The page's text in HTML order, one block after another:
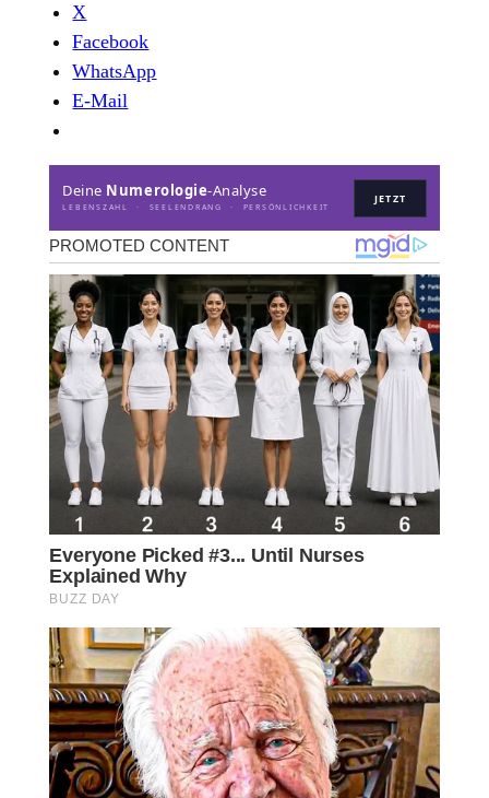
X
Facebook
WhatsApp
E-Mail
Deine Numerologie-Analyse
LEBENSZAHL · SEELENDRANG · PERSÖNLICHKEIT
JETZT